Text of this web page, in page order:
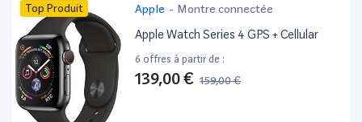
Top Produit Apple - Montre connectée
Apple Watch Series 4 GPS + Cellular
6 offres à partir de :
139,00 € 159,00 €